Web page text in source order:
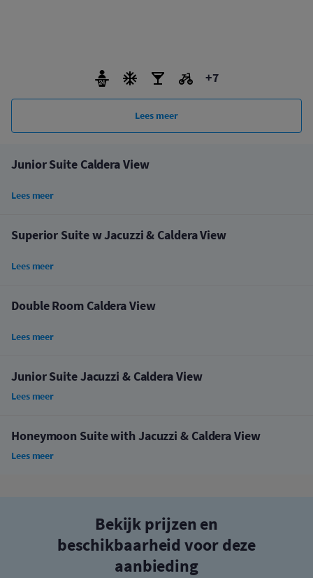
+7
Lees meer
Junior Suite Caldera View
Lees meer
Superior Suite w Jacuzzi & Caldera View
Lees meer
Double Room Caldera View
Lees meer
Junior Suite Jacuzzi & Caldera View
Lees meer
Honeymoon Suite with Jacuzzi & Caldera View
Lees meer
Bekijk prijzen en
beschikbaarheid voor deze
aanbieding